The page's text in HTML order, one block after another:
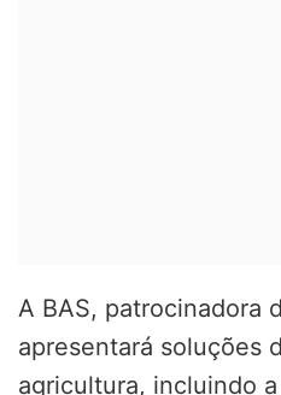
A BAS, patrocinadora
apresentará soluções
agricultura, incluindo